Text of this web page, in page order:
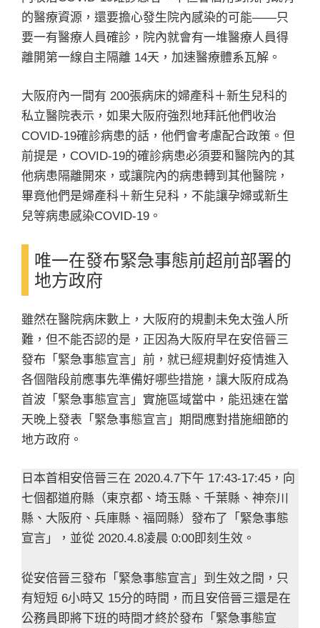
的醫療資源，還要擔心發生院內感染的可能——只
要一有醫療人員確診，院內就會有一堆醫療人員得
離開第一線自主隔離 14天，加速醫療體系瓦解。
大阪府內一間有 200張病床的婦產科＋新生兒科的
私立醫院表示，如果大阪府強烈地拜託他們收治
COVID-19確診病患的話，他們會考慮配合政策。但
前提是，COVID-19的確診病患必須要和醫院內的其
他病患隔離開來，或讓院內的病患轉到其他醫院，
畢竟他們是婦產科＋新生兒科，不能讓孕婦或新生
兒等病患感染COVID-19。
唯一在發布緊急事態前超前部署的
地方政府
雖然在醫院病床數上，大阪府的規劃未免太強人所
難，但不能否認的是，正因為大阪府早在安倍晉三
發布「緊急事態宣言」前，就已經規劃好疫情進入
各個階段前應事先準備好哪些措施，讓大阪府成為
首波「緊急事態宣言」實施區域當中，能迅速在當
天晚上發表「緊急事態宣言」期間應對措施細節的
地方政府。
日本首相安倍晉三在 2020.4.7下午 17:43-17:45，向
七個都道府縣（東京都、埼玉縣、千葉縣、神奈川
縣、大阪府、兵庫縣、福岡縣）發布了「緊急事態
宣言」，並從 2020.4.8凌晨 0:00即刻生效。
從安倍晉三發布「緊急事態宣言」到生效之間，只
有短短 6小時又 15分的時間，而且安倍晉三還是在
公務員即將下班的時間才終於發布「緊急事態宣